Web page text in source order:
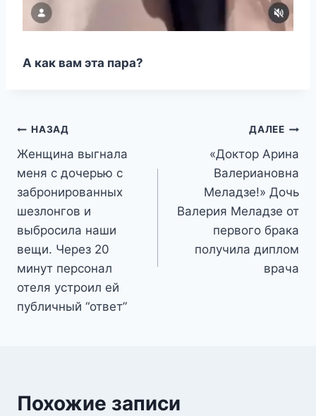
А как вам эта пара?
Навигация
по
записям
НАЗАД
Женщина выгнала
меня с дочерью с
забронированных
шезлонгов и
выбросила наши
вещи. Через 20
минут персонал
отеля устроил ей
публичный “ответ”
ДАЛЕЕ
«Доктор Арина
Валериановна
Меладзе!» Дочь
Валерия Меладзе от
первого брака
получила диплом
врача
Похожие записи